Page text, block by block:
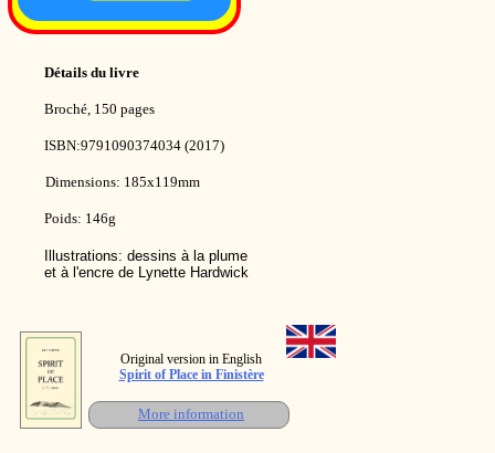
Original version in English
Spirit of Place in Finistère
More information
Poids: 146g
Dimensions: 185x119mm
Broché, 150 pages
Détails du livre
ISBN:9791090374034 (2017)
Illustrations: dessins à la plume
et à l'encre de Lynette Hardwick